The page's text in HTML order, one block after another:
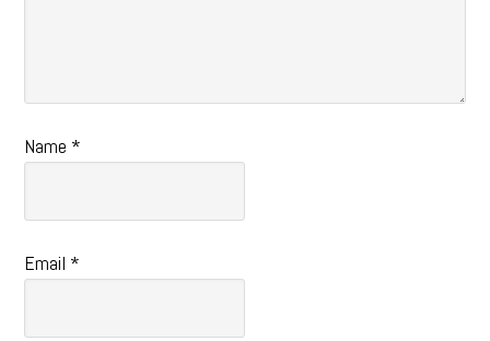
Name *
Email *